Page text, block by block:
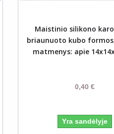
Maistinio silikono
briaunuoto kubo
matmenys: apie
0,40 €
Yra sandėlyje